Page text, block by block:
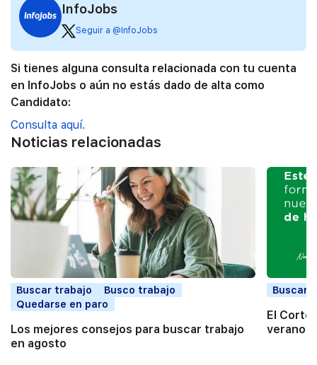
InfoJobs
Seguir a @InfoJobs
Si tienes alguna consulta relacionada con tu cuenta
en InfoJobs o aún no estás dado de alta como
Candidato:
Consulta aquí.
Noticias relacionadas
Buscar trabajo
Busco trabajo
Quedarse en paro
Los mejores consejos para buscar trabajo
en agosto
Buscar
El Corte
verano